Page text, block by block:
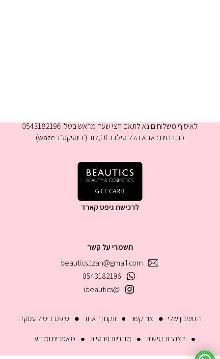
החשבון שלי צור קשר תקנון האתר
טופס ביטול עסקה
הצהרת נגישות
מדיניות פרטיות מאמרים ומידע
תשמרי על קשר
beautics.tzah@gmail.com
0543182196
@ibeautics
לאיסוף משלוחים נא לתאם חצי שעה מראש בטל' 0543182196
כתובתינו : אבא הלל סילבר 10,לוד (׳ביוטיקס׳ בwaze)
לרכישת גיפט קארד